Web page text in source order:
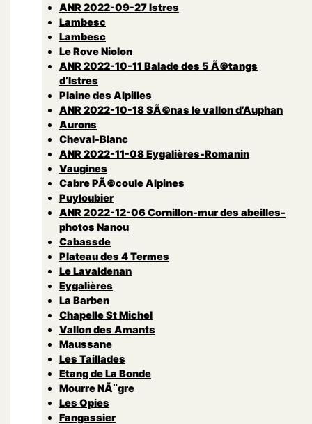
ANR 2022-09-27 Istres
Lambesc
Lambesc
Le Rove Niolon
ANR 2022-10-11 Balade des 5 Ã©tangs
d’Istres
Plaine des Alpilles
ANR 2022-10-18 SÃ©nas le vallon d’Auphan
Aurons
Cheval-Blanc
ANR 2022-11-08 Eygalières-Romanin
Vaugines
Cabre PÃ©coule Alpines
Puyloubier
ANR 2022-12-06 Cornillon-mur des abeilles-
photos Nanou
Cabassde
Plateau des 4 Termes
Le Lavaldenan
Eygalières
La Barben
Chapelle St Michel
Vallon des Amants
Maussane
Les Taillades
Etang de La Bonde
Mourre NÃ¨gre
Les Opies
Fangassier